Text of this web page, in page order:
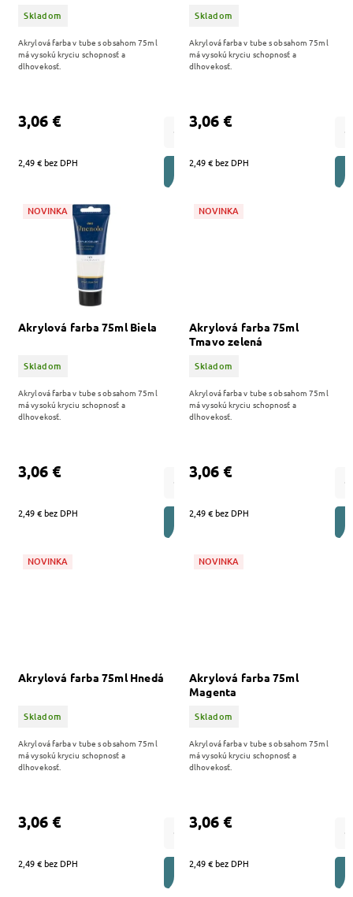
Skladom
2,49 € bez DPH
3,06 €
Akrylová farba v tube s obsahom 75ml
má vysokú kryciu schopnosť a
dlhovekosť.
Skladom
2,49 € bez DPH
3,06 €
Akrylová farba v tube s obsahom 75ml
má vysokú kryciu schopnosť a
dlhovekosť.
NOVINKA
Akrylová farba 75ml Biela
Skladom
2,49 € bez DPH
3,06 €
Akrylová farba v tube s obsahom 75ml
má vysokú kryciu schopnosť a
dlhovekosť.
NOVINKA
Akrylová farba 75ml
Tmavo zelená
Skladom
2,49 € bez DPH
3,06 €
Akrylová farba v tube s obsahom 75ml
má vysokú kryciu schopnosť a
dlhovekosť.
NOVINKA
Akrylová farba 75ml Hnedá
Skladom
2,49 € bez DPH
3,06 €
Akrylová farba v tube s obsahom 75ml
má vysokú kryciu schopnosť a
dlhovekosť.
NOVINKA
Akrylová farba 75ml
Magenta
Skladom
2,49 € bez DPH
3,06 €
Akrylová farba v tube s obsahom 75ml
má vysokú kryciu schopnosť a
dlhovekosť.